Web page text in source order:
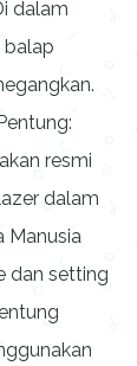
dalam
balap
resmi
dalam
Manusia
dan setting